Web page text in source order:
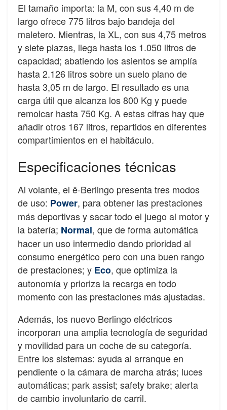
El tamaño importa: la M, con sus 4,40 m de
largo ofrece 775 litros bajo bandeja del
maletero. Mientras, la XL, con sus 4,75 metros
y siete plazas, llega hasta los 1.050 litros de
capacidad; abatiendo los asientos se amplía
hasta 2.126 litros sobre un suelo plano de
hasta 3,05 m de largo. El resultado es una
carga útil que alcanza los 800 Kg y puede
remolcar hasta 750 Kg. A estas cifras hay que
añadir otros 167 litros, repartidos en diferentes
compartimientos en el habitáculo.
Especificaciones técnicas
Al volante, el ë-Berlingo presenta tres modos
de uso: Power, para obtener las prestaciones
más deportivas y sacar todo el juego al motor y
la batería; Normal, que de forma automática
hacer un uso intermedio dando prioridad al
consumo energético pero con una buen rango
de prestaciones; y Eco, que optimiza la
autonomía y prioriza la recarga en todo
momento con las prestaciones más ajustadas.
Además, los nuevo Berlingo eléctricos
incorporan una amplia tecnología de seguridad
y movilidad para un coche de su categoría.
Entre los sistemas: ayuda al arranque en
pendiente o la cámara de marcha atrás; luces
automáticas; park assist; safety brake; alerta
de cambio involuntario de carril.